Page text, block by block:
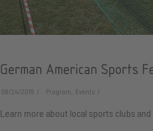
German American Sports
08/24/2019 Program, Events
Learn more about local sports clubs